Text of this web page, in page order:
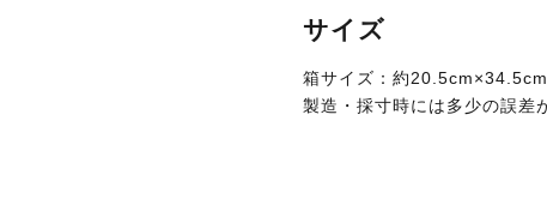
サイズ
箱サイズ：約
製造・採寸時には多少の誤差